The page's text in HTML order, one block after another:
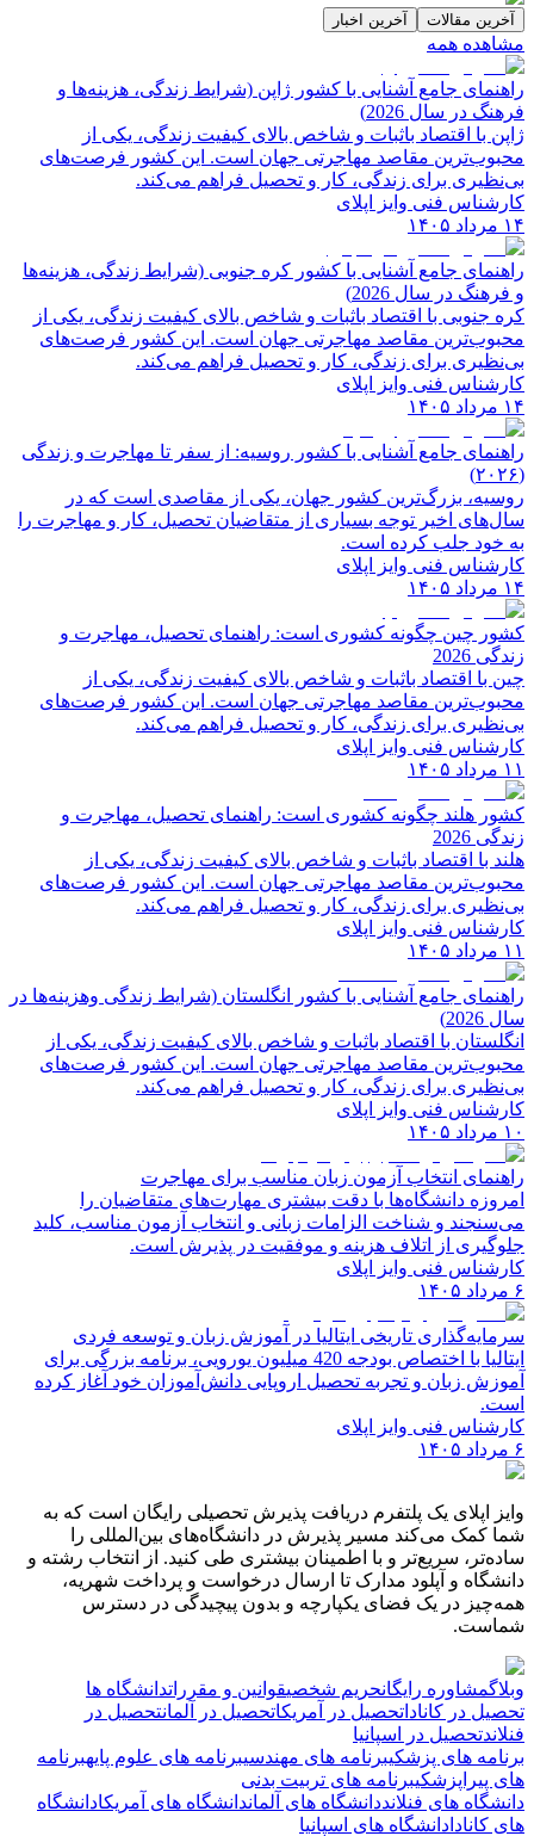
آخرین مقالات آخرین اخبار
مشاهده همه
راهنمای جامع آشنایی با کشور ژاپن (شرایط زندگی، هزینه‌ها و
فرهنگ در سال 2026)
ژاپن با اقتصاد باثبات و شاخص‌ بالای کیفیت زندگی، یکی از
محبوب‌ترین مقاصد مهاجرتی جهان است. این کشور فرصت‌های
بی‌نظیری برای زندگی، کار و تحصیل فراهم می‌کند.
کارشناس فنی وایز اپلای
۱۴ مرداد ۱۴۰۵
راهنمای جامع آشنایی با کشور کره جنوبی (شرایط زندگی، هزینه‌ها
و فرهنگ در سال 2026)
کره جنوبی با اقتصاد باثبات و شاخص‌ بالای کیفیت زندگی، یکی از
محبوب‌ترین مقاصد مهاجرتی جهان است. این کشور فرصت‌های
بی‌نظیری برای زندگی، کار و تحصیل فراهم می‌کند.
کارشناس فنی وایز اپلای
۱۴ مرداد ۱۴۰۵
راهنمای جامع آشنایی با کشور روسیه: از سفر تا مهاجرت و زندگی
(۲۰۲۶)
روسیه، بزرگ‌ترین کشور جهان، یکی از مقاصدی است که در
سال‌های اخیر توجه بسیاری از متقاضیان تحصیل، کار و مهاجرت را
به خود جلب کرده است.
کارشناس فنی وایز اپلای
۱۴ مرداد ۱۴۰۵
کشور چین چگونه کشوری است: راهنمای تحصیل، مهاجرت و
زندگی 2026
چین با اقتصاد باثبات و شاخص‌ بالای کیفیت زندگی، یکی از
محبوب‌ترین مقاصد مهاجرتی جهان است. این کشور فرصت‌های
بی‌نظیری برای زندگی، کار و تحصیل فراهم می‌کند.
کارشناس فنی وایز اپلای
۱۱ مرداد ۱۴۰۵
کشور هلند چگونه کشوری است: راهنمای تحصیل، مهاجرت و
زندگی 2026
هلند با اقتصاد باثبات و شاخص‌ بالای کیفیت زندگی، یکی از
محبوب‌ترین مقاصد مهاجرتی جهان است. این کشور فرصت‌های
بی‌نظیری برای زندگی، کار و تحصیل فراهم می‌کند.
کارشناس فنی وایز اپلای
۱۱ مرداد ۱۴۰۵
راهنمای جامع آشنایی با کشور انگلستان (شرایط زندگی وهزینه‌ها در
سال 2026)
انگلستان با اقتصاد باثبات و شاخص‌ بالای کیفیت زندگی، یکی از
محبوب‌ترین مقاصد مهاجرتی جهان است. این کشور فرصت‌های
بی‌نظیری برای زندگی، کار و تحصیل فراهم می‌کند.
کارشناس فنی وایز اپلای
۱۰ مرداد ۱۴۰۵
راهنمای انتخاب آزمون زبان مناسب برای مهاجرت
امروزه دانشگاه‌ها با دقت بیشتری مهارت‌های متقاضیان را
می‌سنجند و شناخت الزامات زبانی و انتخاب آزمون مناسب، کلید
جلوگیری از اتلاف هزینه و موفقیت در پذیرش است.
کارشناس فنی وایز اپلای
۶ مرداد ۱۴۰۵
سرمایه‌گذاری تاریخی ایتالیا در آموزش زبان و توسعه فردی
ایتالیا با اختصاص بودجه 420 میلیون یورویی، برنامه بزرگی برای
آموزش زبان و تجربه تحصیل اروپایی دانش‌آموزان خود آغاز کرده
است.
کارشناس فنی وایز اپلای
۶ مرداد ۱۴۰۵
وایز اپلای یک پلتفرم دریافت پذیرش تحصیلی رایگان است که به
شما کمک می‌کند مسیر پذیرش در دانشگاه‌های بین‌المللی را
ساده‌تر، سریع‌تر و با اطمینان بیشتری طی کنید. از انتخاب رشته و
دانشگاه و آپلود مدارک تا ارسال درخواست و پرداخت شهریه،
همه‌چیز در یک فضای یکپارچه و بدون پیچیدگی در دسترس
شماست.
وبلاگمشاوره رایگانحریم شخصیقوانین و مقرراتدانشگاه ها
تحصیل در کانادا تحصیل در آمریکاتحصیل در آلمانتحصیل در
فنلاندتحصیل در اسپانیا
برنامه های پزشکیبرنامه های مهندسیبرنامه های علوم پایهبرنامه
های پیراپزشکیبرنامه های تربیت بدنی
دانشگاه های فنلانددانشگاه های آلماندانشگاه های آمریکادانشگاه
های کانادا دانشگاه های اسپانیا